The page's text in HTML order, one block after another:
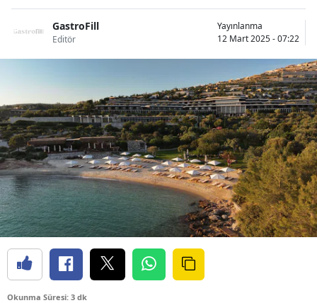
GastroFill
Editör
Yayınlanma
12 Mart 2025 - 07:22
Okunma Süresi: 3 dk